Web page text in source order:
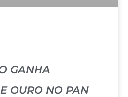
GANHA
OURO NO PAN